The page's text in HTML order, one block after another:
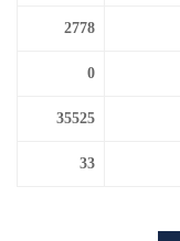
2778
0
35525
33